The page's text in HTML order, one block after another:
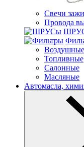
Свечи
Провода
Воздушные
Топливные
Салонные
Масляные
Автомасла,